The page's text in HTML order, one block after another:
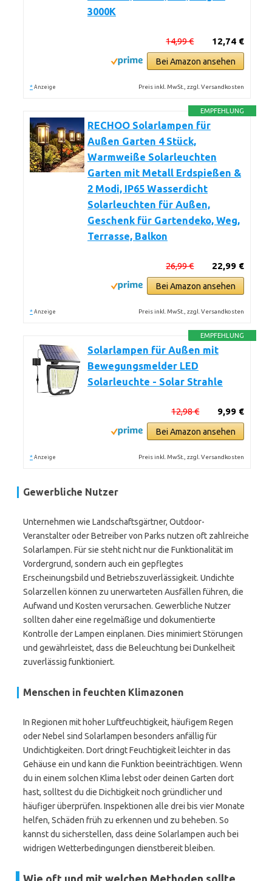
3000K
12,74 €
14,99 €
Bei Amazon ansehen
* Anzeige Preis inkl. MwSt., zzgl. Versandkosten
EMPFEHLUNG
RECHOO Solarlampen für
Außen Garten 4 Stück,
Warmweiße Solarleuchten
Garten mit Metall Erdspießen &
2 Modi, IP65 Wasserdicht
Solarleuchten für Außen,
Geschenk für Gartendeko, Weg,
Terrasse, Balkon
22,99 €
26,99 €
Bei Amazon ansehen
* Anzeige Preis inkl. MwSt., zzgl. Versandkosten
EMPFEHLUNG
Solarlampen für Außen mit
Bewegungsmelder LED
Solarleuchte - Solar Strahle
9,99 €
12,98 €
Bei Amazon ansehen
* Anzeige Preis inkl. MwSt., zzgl. Versandkosten
Gewerbliche Nutzer
Unternehmen wie Landschaftsgärtner, Outdoor-
Veranstalter oder Betreiber von Parks nutzen oft zahlreiche
Solarlampen. Für sie steht nicht nur die Funktionalität im
Vordergrund, sondern auch ein gepflegtes
Erscheinungsbild und Betriebszuverlässigkeit. Undichte
Solarzellen können zu unerwarteten Ausfällen führen, die
Aufwand und Kosten verursachen. Gewerbliche Nutzer
sollten daher eine regelmäßige und dokumentierte
Kontrolle der Lampen einplanen. Dies minimiert Störungen
und gewährleistet, dass die Beleuchtung bei Dunkelheit
zuverlässig funktioniert.
Menschen in feuchten Klimazonen
In Regionen mit hoher Luftfeuchtigkeit, häufigem Regen
oder Nebel sind Solarlampen besonders anfällig für
Undichtigkeiten. Dort dringt Feuchtigkeit leichter in das
Gehäuse ein und kann die Funktion beeinträchtigen. Wenn
du in einem solchen Klima lebst oder deinen Garten dort
hast, solltest du die Dichtigkeit noch gründlicher und
häufiger überprüfen. Inspektionen alle drei bis vier Monate
helfen, Schäden früh zu erkennen und zu beheben. So
kannst du sicherstellen, dass deine Solarlampen auch bei
widrigen Wetterbedingungen dienstbereit bleiben.
Wie oft und mit welchen Methoden sollte